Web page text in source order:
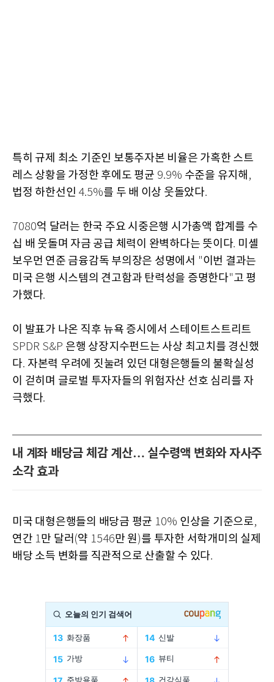
특히 규제 최소 기준인 보통주자본 비율은 가혹한 스트
레스 상황을 가정한 후에도 평균 9.9% 수준을 유지해 ,
법정 하한선인 4.5%를 두 배 이상 웃돌았다.
7080억 달러는 한국 주요 시중은행 시가총액 합계를 수
십 배 웃돌며 자금 공급 체력이 완벽하다는 뜻이다. 미셸
보우먼 연준 금융감독 부의장은 성명에서 "이번 결과는
미국 은행 시스템의 견고함과 탄력성을 증명한다"고 평
가했다.
이 발표가 나온 직후 뉴욕 증시에서 스테이트스트리트
SPDR S&P 은행 상장지수펀드는 사상 최고치를 경신했
다. 자본력 우려에 짓눌려 있던 대형은행들의 불확실성
이 걷히며 글로벌 투자자들의 위험자산 선호 심리를 자
극했다.
내 계좌 배당금 체감 계산… 실수령액 변화와 자사주
소각 효과
미국 대형은행들의 배당금 평균 10% 인상을 기준으로,
연간 1만 달러 (약 1546만 원 )를 투자한 서학개미의 실제
배당 소득 변화를 직관적으로 산출할 수 있다.